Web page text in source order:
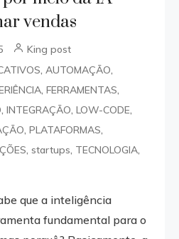
vendas
King post
AUTOMAÇÃO
,FERRAMENTAS
,INTEGRAÇÃO ,LOW-CODE
,PLATAFORMAS
,startups TECNOLOGIA
que a inteligência
fundamental para o